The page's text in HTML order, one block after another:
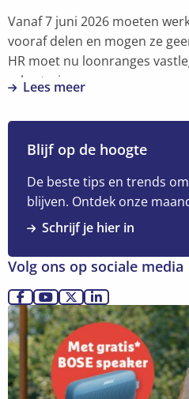
Vanaf 7 juni 2026 moeten
vooraf delen en mogen ze
HR moet nu loonranges
rekruteringsprocessen
Lees meer
meer
over
Loontransparantie
rekrutering:
checklist
voor
7
juni
2026
Blijf op de hoogte
De beste tips en trends
blijven. Ontdek onze
Schrijf je hier in
Volg ons op sociale media
Ga
naar
Facebook
Ga
naar
YouTube
Ga
naar
X
Ga
naar
LinkedIn
Lees
meer
over
Ontdek
meer